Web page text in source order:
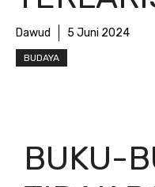
Dawud 5 Juni 2024
BUDAYA
BUKU-